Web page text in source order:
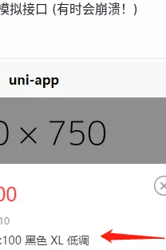
拟接口 (有时会崩溃！)